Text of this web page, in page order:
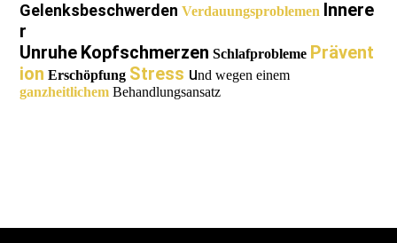
Gelenksbeschwerden Verdauungsproblemen Innere
r
Unruhe Kopfschmerzen Schlafprobleme Prävent
ion Erschöpfung Stress und wegen einem
ganzheitlichem Behandlungsansatz